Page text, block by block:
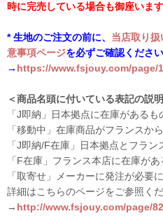
時に完売している場合も御座いま
* 生地のご注文の前に、 当店取り
意事項ページを必ずご確認ください
→ https://www.fsjouy.com/page/
＜商品名頭に付いている表記の説
「J即納」日本拠点に在庫があるも
「移動中」在庫商品がフランスか
「J即納/F在庫」日本拠点とフラ
「F在庫」フランス本店に在庫が
「取寄せ」メーカーに発注が必要
詳細はこちらのページをご参照く
→ http://www.fsjouy.com/page/82